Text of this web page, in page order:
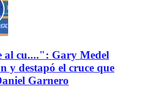
cu....": Gary Medel
y destapó el cruce que
Garnero